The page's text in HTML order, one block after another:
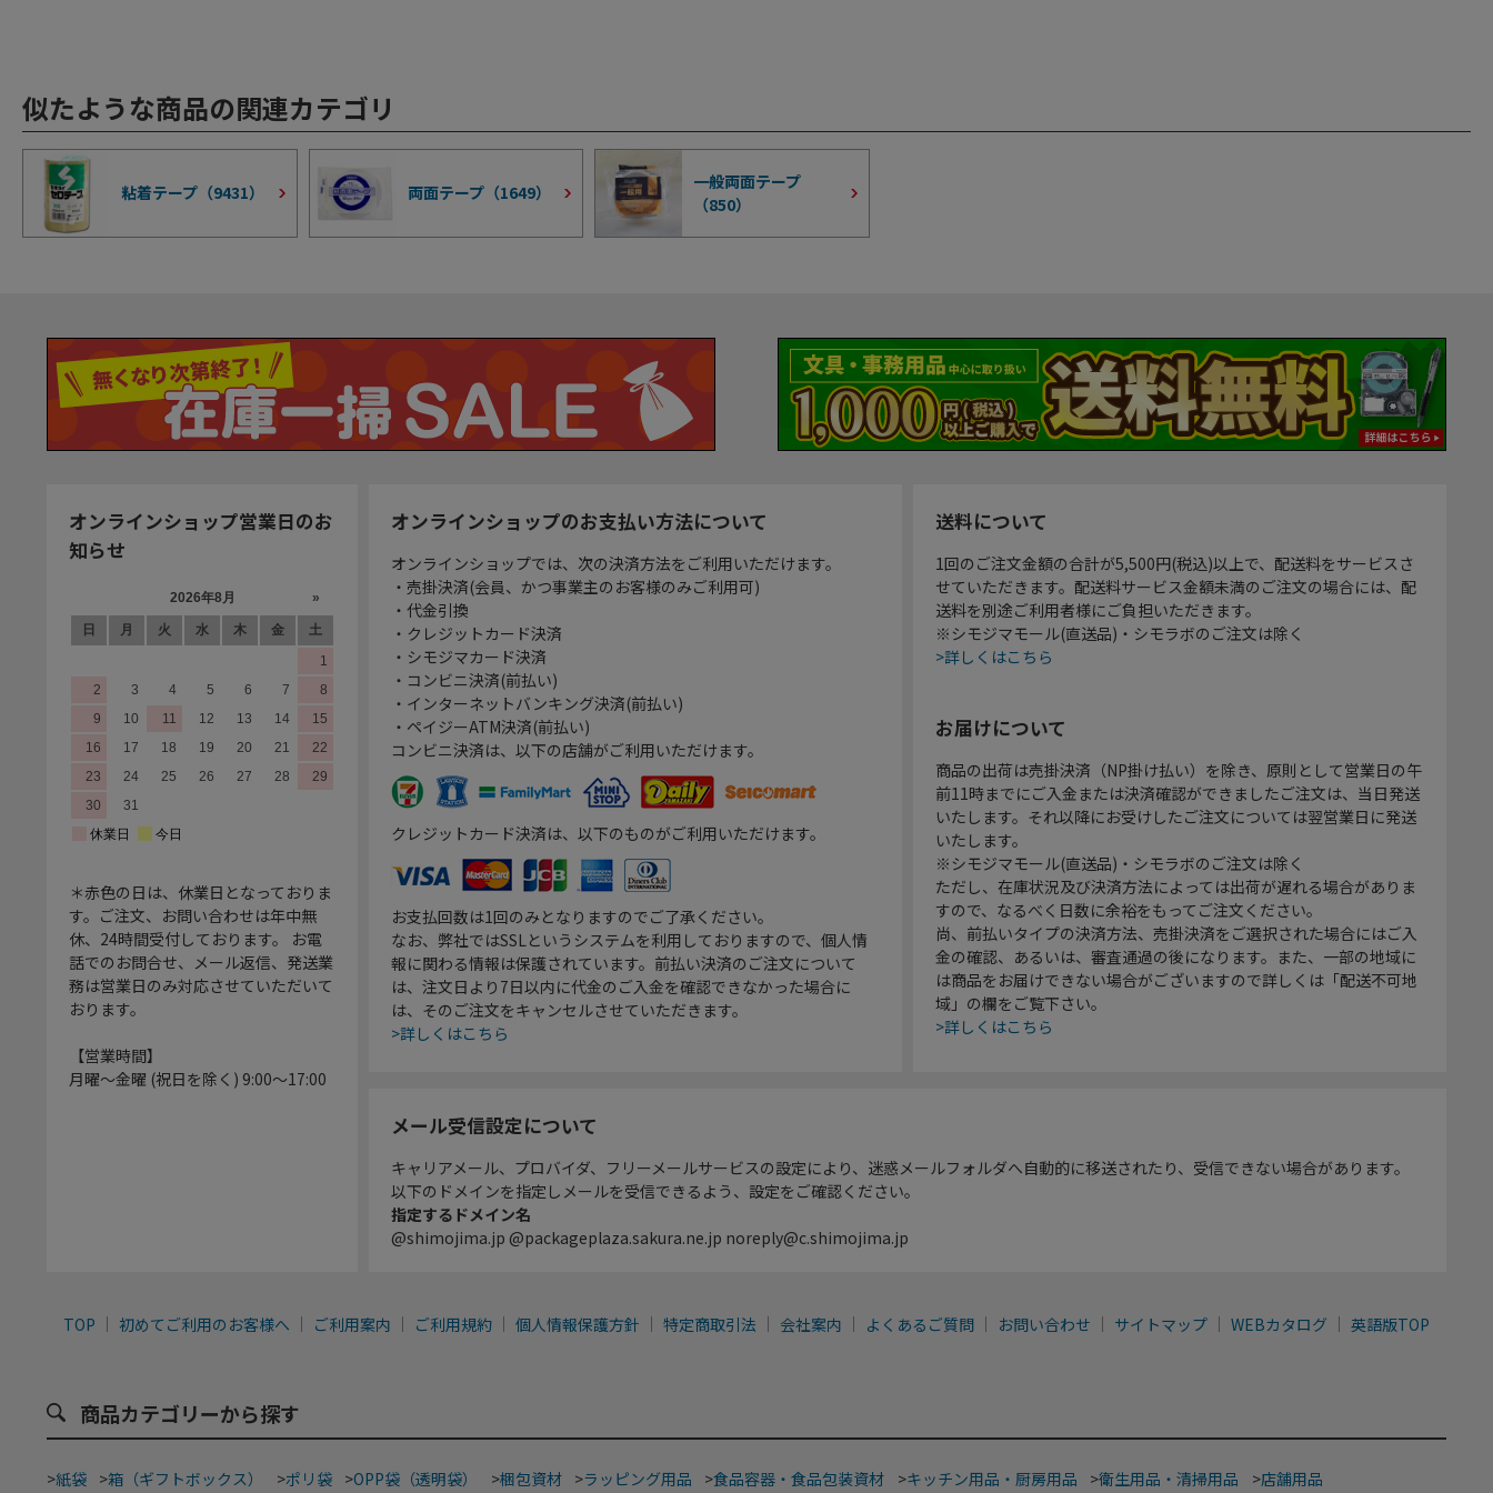
似たような商品の関連カテゴリ
粘着テープ（9431） 両面テープ（1649）
一般両面テープ
（850）
オンラインショップ営業日のお
知らせ
＊赤色の日は、休業日となっておりま
す。ご注文、お問い合わせは年中無
休、24時間受付しております。 お電
話でのお問合せ、メール返信、発送業
務は営業日のみ対応させていただいて
おります。
【営業時間】
月曜～金曜 (祝日を除く) 9:00～17:00
オンラインショップのお支払い方法について
オンラインショップでは、次の決済方法をご利用いただけます。
・売掛決済(会員、かつ事業主のお客様のみご利用可)
・代金引換
・クレジットカード決済
・シモジマカード決済
・コンビニ決済(前払い)
・インターネットバンキング決済(前払い)
・ペイジーATM決済(前払い)
コンビニ決済は、以下の店舗がご利用いただけます。
クレジットカード決済は、以下のものがご利用いただけます。
お支払回数は1回のみとなりますのでご了承ください。
なお、弊社ではSSLというシステムを利用しておりますので、個人情
報に関わる情報は保護されています。前払い決済のご注文について
は、注文日より7日以内に代金のご入金を確認できなかった場合に
は、そのご注文をキャンセルさせていただきます。
>詳しくはこちら
送料について
1回のご注文金額の合計が5,500円(税込)以上で、配送料をサービスさ
せていただきます。配送料サービス金額未満のご注文の場合には、配
送料を別途ご利用者様にご負担いただきます。
※シモジマモール(直送品)・シモラボのご注文は除く
>詳しくはこちら
お届けについて
商品の出荷は売掛決済（NP掛け払い）を除き、原則として営業日の午
前11時までにご入金または決済確認ができましたご注文は、当日発送
いたします。それ以降にお受けしたご注文については翌営業日に発送
いたします。
※シモジマモール(直送品)・シモラボのご注文は除く
ただし、在庫状況及び決済方法によっては出荷が遅れる場合がありま
すので、なるべく日数に余裕をもってご注文ください。
尚、前払いタイプの決済方法、売掛決済をご選択された場合にはご入
金の確認、あるいは、審査通過の後になります。また、一部の地域に
は商品をお届けできない場合がございますので詳しくは「配送不可地
域」の欄をご覧下さい。
>詳しくはこちら
メール受信設定について
キャリアメール、プロバイダ、フリーメールサービスの設定により、迷惑メールフォルダへ自動的に移送されたり、受信できない場合があります。
以下のドメインを指定しメールを受信できるよう、設定をご確認ください。
指定するドメイン名
@shimojima.jp @packageplaza.sakura.ne.jp noreply@c.shimojima.jp
TOP 初めてご利用のお客様へ ご利用案内 ご利用規約 個人情報保護方針 特定商取引法 会社案内 よくあるご質問 お問い合わせ サイトマップ WEBカタログ 英語版TOP
商品カテゴリーから探す
>紙袋 >箱（ギフトボックス） >ポリ袋 >OPP袋（透明袋） >梱包資材 >ラッピング用品 >食品容器・食品包装資材 >キッチン用品・厨房用品 >衛生用品・清掃用品 >店舗用品